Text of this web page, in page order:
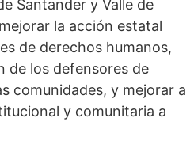
Santander y Valle de
la acción estatal
de derechos humanos,
de los defensores de
comunidades, y mejorar a
y comunitaria a